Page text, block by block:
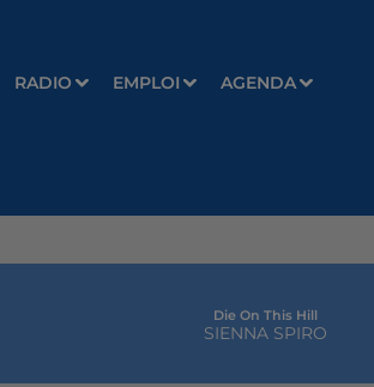
RADIO EMPLOI AGENDA
Die On This Hill
SIENNA SPIRO